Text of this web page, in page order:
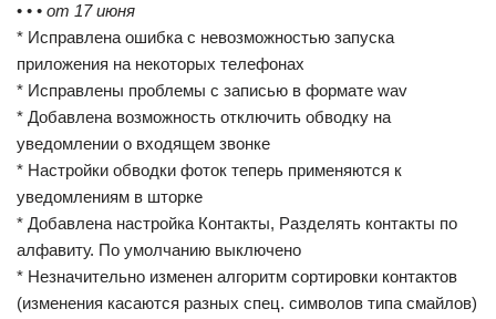
• • • от 17 июня
* Исправлена ошибка с невозможностью запуска
приложения на некоторых телефонах
* Исправлены проблемы с записью в формате wav
* Добавлена возможность отключить обводку на
уведомлении о входящем звонке
* Настройки обводки фоток теперь применяются к
уведомлениям в шторке
* Добавлена настройка Контакты, Разделять контакты по
алфавиту. По умолчанию выключено
* Незначительно изменен алгоритм сортировки контактов
(изменения касаются разных спец. символов типа смайлов)